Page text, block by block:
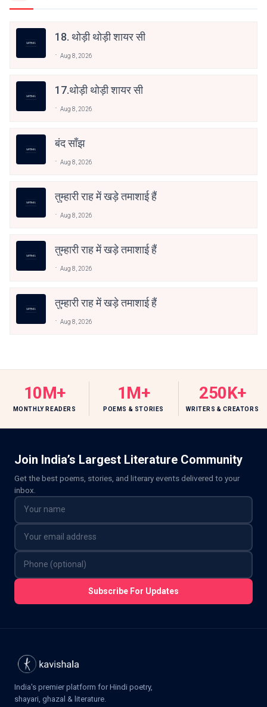
18. थोड़ी थोड़ी शायर सी
Aug 8, 2026
17.थोड़ी थोड़ी शायर सी
Aug 8, 2026
बंद साँझ
Aug 8, 2026
तुम्हारी राह में खड़े तमाशाई हैं
Aug 8, 2026
तुम्हारी राह में खड़े तमाशाई हैं
Aug 8, 2026
तुम्हारी राह में खड़े तमाशाई हैं
Aug 8, 2026
10M+
MONTHLY READERS
1M+
POEMS & STORIES
250K+
WRITERS & CREATORS
Join India’s Largest Literature Community
Get the best poems, stories, and literary events delivered to your
inbox.
Subscribe For Updates
India's premier platform for Hindi poetry,
shayari, ghazal & literature.